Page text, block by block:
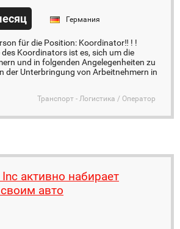
Германия
für die Position: Koordinator‼ ! !
Koordinators ist es, sich um die
und in folgenden Angelegenheiten zu
der Unterbringung von Arbeitnehmern in
Транспорт - Логистика / Оператор
активно набирает
авто